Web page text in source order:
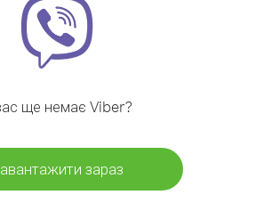
ще немає Viber?
зараз